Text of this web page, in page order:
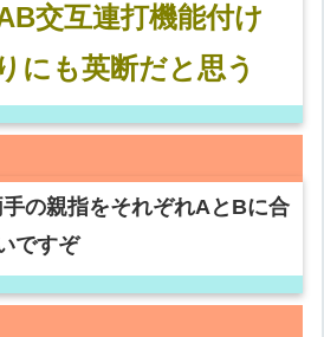
交互連打機能付け
にも英断だと思う
の親指をそれぞれAとBに合
ですぞ